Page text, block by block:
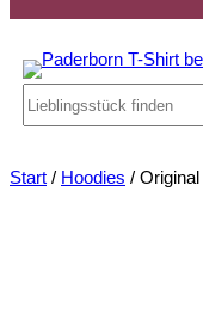
Search
Start / Hoodies /